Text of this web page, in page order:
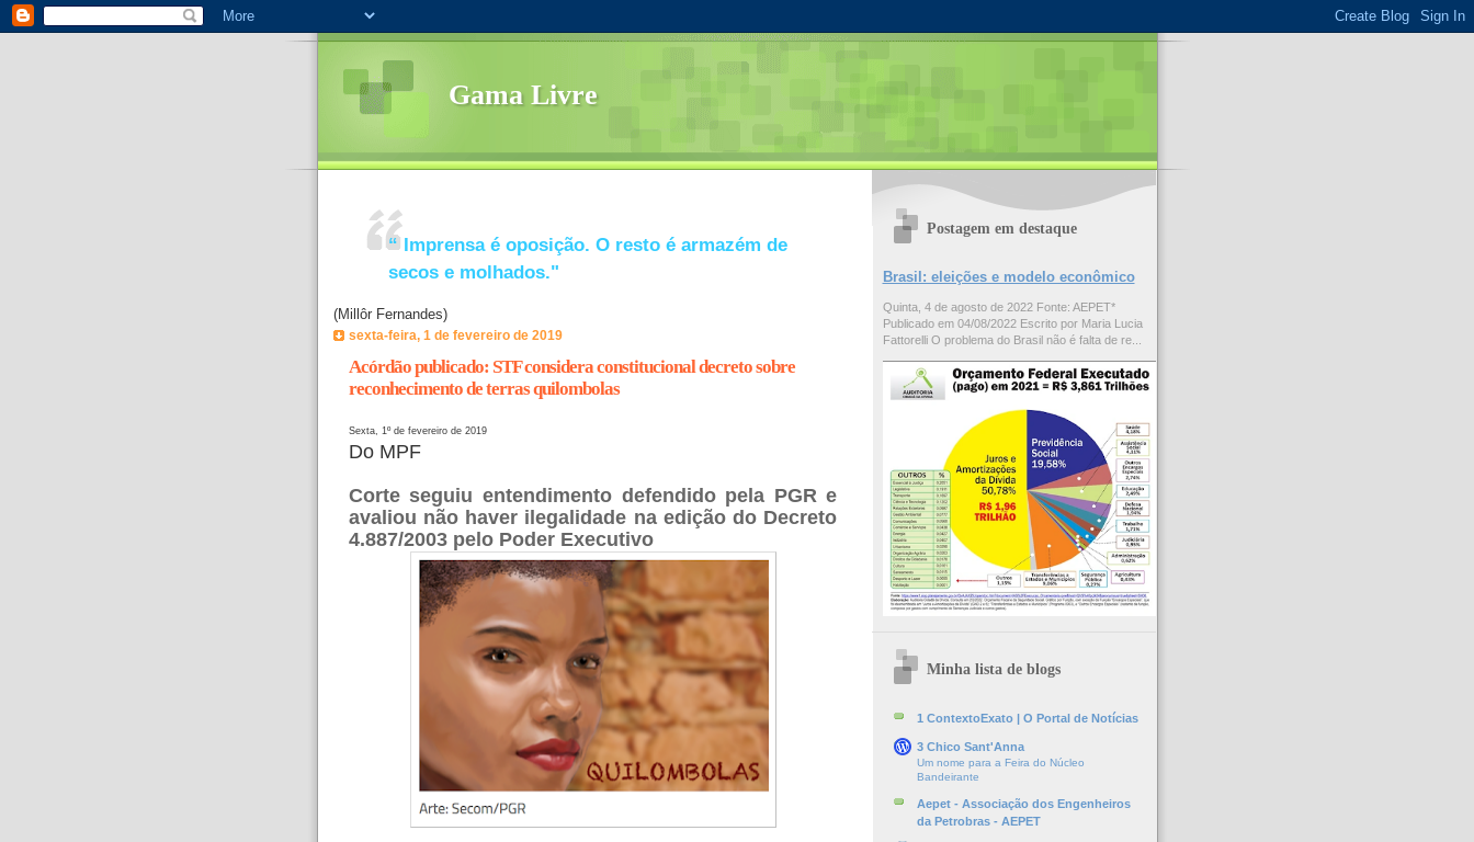
Gama Livre
“ Imprensa é oposição. O resto é armazém de
secos e molhados."
(Millôr Fernandes)
sexta-feira, 1 de fevereiro de 2019
Acórdão publicado: STF considera constitucional decreto sobre
reconhecimento de terras quilombolas
Sexta, 1º de fevereiro de 2019
Do MPF
Corte seguiu entendimento defendido pela PGR e
avaliou não haver ilegalidade na edição do Decreto
4.887/2003 pelo Poder Executivo
Postagem em destaque
Brasil: eleições e modelo econômico
Quinta, 4 de agosto de 2022 Fonte: AEPET*
Publicado em 04/08/2022 Escrito por Maria Lucia
Fattorelli O problema do Brasil não é falta de re...
Minha lista de blogs
1 ContextoExato | O Portal de Notícias
3 Chico Sant'Anna
Um nome para a Feira do Núcleo
Bandeirante
Aepet - Associação dos Engenheiros
da Petrobras - AEPET